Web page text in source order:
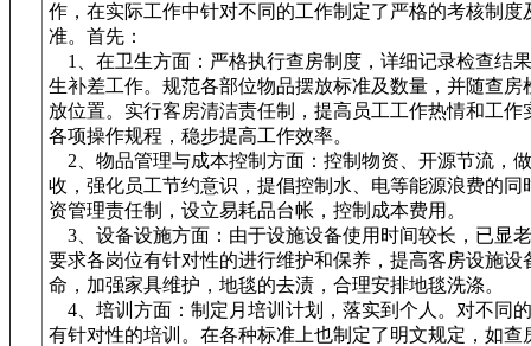
作，在实际工作中针对不同的工作制定了严格的考核制度
准。首先：
1、在卫生方面：严格执行查房制度，详细记录检查结
生补差工作。规范各部位物品摆放标准及数量，并随查房
放位置。实行客房清洁责任制，提高员工工作热情和工作
各项操作规程，稳步提高工作效率。
2、物品管理与成本控制方面：控制物资、开源节流，
收，强化员工节约意识，提倡控制水、电等能源浪费的同
资管理责任制，设立易耗品台帐，控制成本费用。
3、设备设施方面：由于设施设备使用时间较长，已显
要求各岗位有针对性的进行维护和保养，提高客房设施设
命，加强家具维护，地毯的去渍，合理安排地毯洗涤。
4、培训方面：制定月培训计划，落实到个人。对不同
有针对性的培训。在各种标准上也制定了明文规定，如查